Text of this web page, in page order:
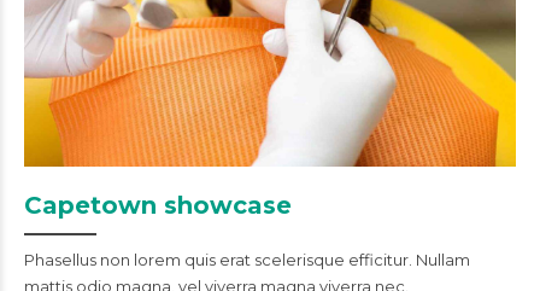
Capetown showcase
Phasellus non lorem quis erat scelerisque efficitur. Nullam
mattis odio magna, vel viverra magna viverra nec.